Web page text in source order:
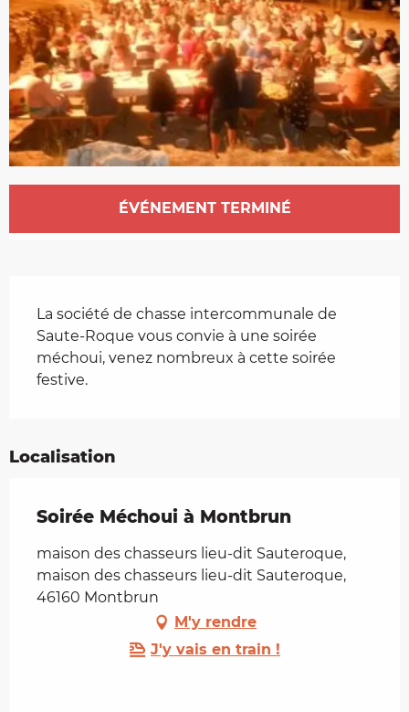
Ouverture et coordonnées
ÉVÉNEMENT TERMINÉ
La société de chasse intercommunale de
Saute-Roque vous convie à une soirée
méchoui, venez nombreux à cette soirée
festive.
Localisation
Soirée Méchoui à Montbrun
maison des chasseurs lieu-dit Sauteroque,
maison des chasseurs lieu-dit Sauteroque,
46160 Montbrun
M'y rendre
J'y vais en train !